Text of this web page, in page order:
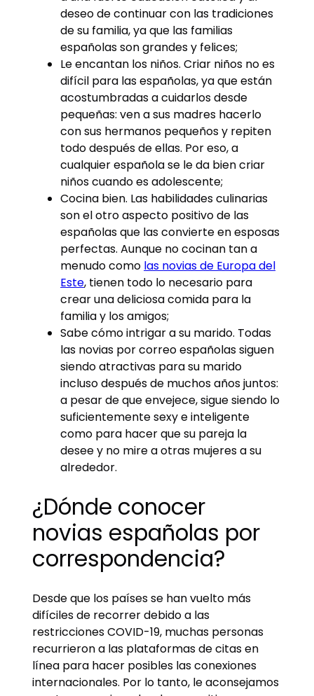
deseo de continuar con las tradiciones
de su familia, ya que las familias
españolas son grandes y felices;
Le encantan los niños. Criar niños no es
difícil para las españolas, ya que están
acostumbradas a cuidarlos desde
pequeñas: ven a sus madres hacerlo
con sus hermanos pequeños y repiten
todo después de ellas. Por eso, a
cualquier española se le da bien criar
niños cuando es adolescente;
Cocina bien. Las habilidades culinarias
son el otro aspecto positivo de las
españolas que las convierte en esposas
perfectas. Aunque no cocinan tan a
menudo como las novias de Europa del
Este, tienen todo lo necesario para
crear una deliciosa comida para la
familia y los amigos;
Sabe cómo intrigar a su marido. Todas
las novias por correo españolas siguen
siendo atractivas para su marido
incluso después de muchos años juntos:
a pesar de que envejece, sigue siendo lo
suficientemente sexy e inteligente
como para hacer que su pareja la
desee y no mire a otras mujeres a su
alrededor.
¿Dónde conocer
novias españolas por
correspondencia?
Desde que los países se han vuelto más
difíciles de recorrer debido a las
restricciones COVID-19, muchas personas
recurrieron a las plataformas de citas en
línea para hacer posibles las conexiones
internacionales. Por lo tanto, le aconsejamos